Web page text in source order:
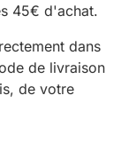
45€ d'achat.
dans
de livraison
de votre